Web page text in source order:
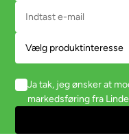
Ja tak, jeg ønsker at
markedsføring fra